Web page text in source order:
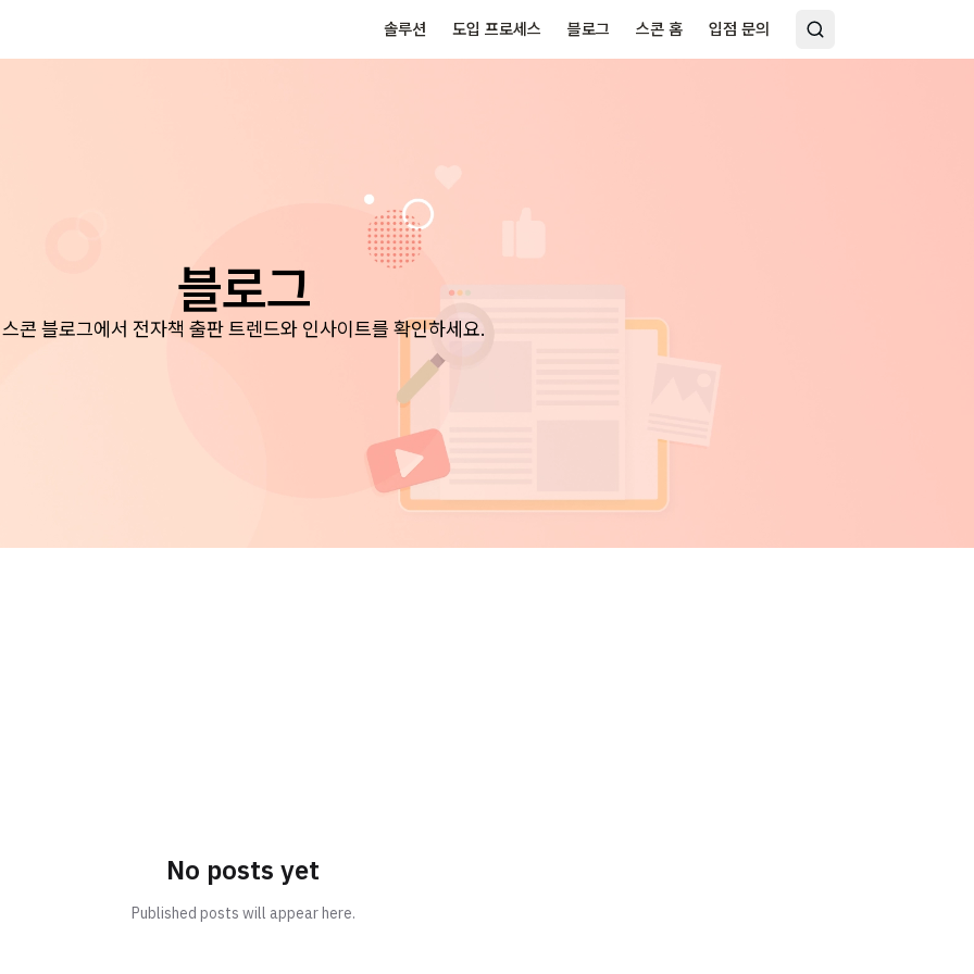
솔루션 도입 프로세스 블로그 스콘 홈 입점 문의
블로그
스콘 블로그에서 전자책 출판 트렌드와 인사이트를 확인하세요.
No posts yet
Published posts will appear here.